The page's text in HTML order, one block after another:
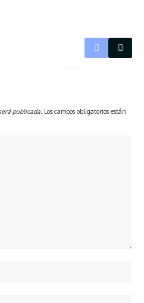
publicada. Los campos obligatorios están